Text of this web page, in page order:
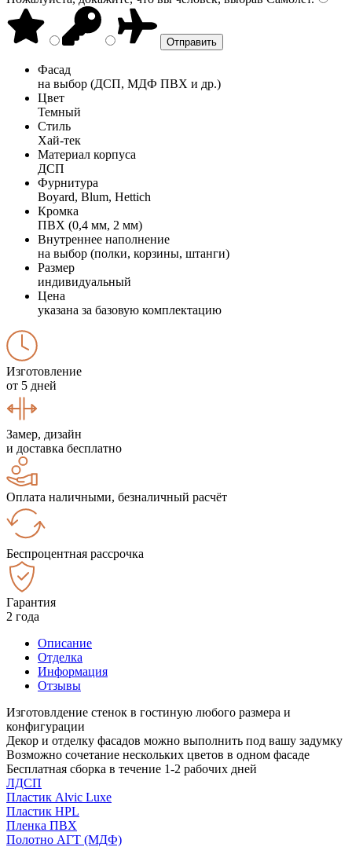
Фасад
на выбор (ДСП, МДФ ПВХ и др.)
Цвет
Темный
Стиль
Хай-тек
Материал корпуса
ДСП
Фурнитура
Boyard, Blum, Hettich
Кромка
ПВХ (0,4 мм, 2 мм)
Внутреннее наполнение
на выбор (полки, корзины, штанги)
Размер
индивидуальный
Цена
указана за базовую комплектацию
Изготовление
от 5 дней
Замер, дизайн
и доставка бесплатно
Оплата наличными, безналичный расчёт
Беспроцентная рассрочка
Гарантия
2 года
Описание
Отделка
Информация
Отзывы
Изготовлдение стенок в гостиную любого размера и
конфигурации
Декор и отделку фасадов можно выполнить под вашу задумку
Возможно сочетание нескольких цветов в одном фасаде
Бесплатная сборка в течение 1-2 рабочих дней
ЛДСП
Пластик Alvic Luxe
Пластик HPL
Пленка ПВХ
Полотно АГТ (МДФ)